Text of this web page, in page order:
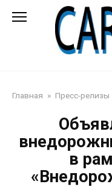
Главная » Пресс-релизы
в